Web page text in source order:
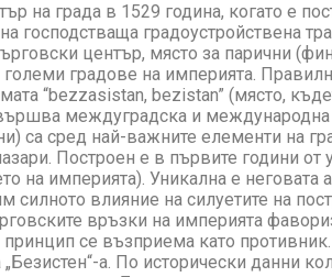
на града в 1529 година, когато е
господстваща градоустройствена
център, място за парични
градове на империята.
“bezzasistan, bezistan” (място,
междуградска и
са сред най-важните елементи на
Построен е в първите години
на империята). Уникална е неговата
влияние на силуетите на
връзки на империята
се възприема като
а. По исторически данни